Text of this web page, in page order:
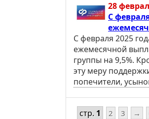
28
С
С февраля 2025
ежемесячной
группы на 9,5%.
эту меру
попечители,
стр. 1 2 3 →